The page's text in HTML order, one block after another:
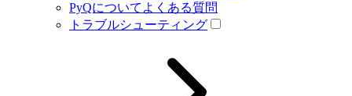
PyQについてよくある質問
トラブルシューティング